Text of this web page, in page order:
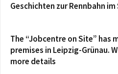
Geschichten zur Rennbahn
The “Jobcentre on Site” has
premises in Leipzig-Grünau.
more details